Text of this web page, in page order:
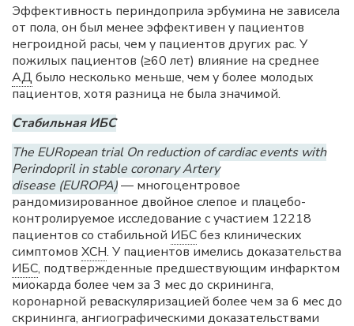
Эффективность периндоприла эрбумина не зависела
от пола, он был менее эффективен у пациентов
негроидной расы, чем у пациентов других рас. У
пожилых пациентов (≥60 лет) влияние на среднее
АД было несколько меньше, чем у более молодых
пациентов, хотя разница не была значимой.
Стабильная ИБС
The EURopean trial On reduction of cardiac events with
Perindopril in stable coronary Artery
disease (EUROPA)— многоцентровое
рандомизированное двойное слепое и плацебо-
контролируемое исследование с участием 12218
пациентов со стабильной ИБСбез клинических
симптомов ХСН. У пациентов имелись доказательства
ИБС, подтвержденные предшествующим инфарктом
миокарда более чем за 3 мес до скрининга,
коронарной реваскуляризацией более чем за 6 мес до
скрининга, ангиографическими доказательствами